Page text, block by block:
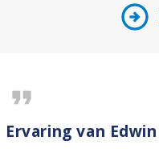
arrow_circle_right
format_quote
Ervaring van Edwin